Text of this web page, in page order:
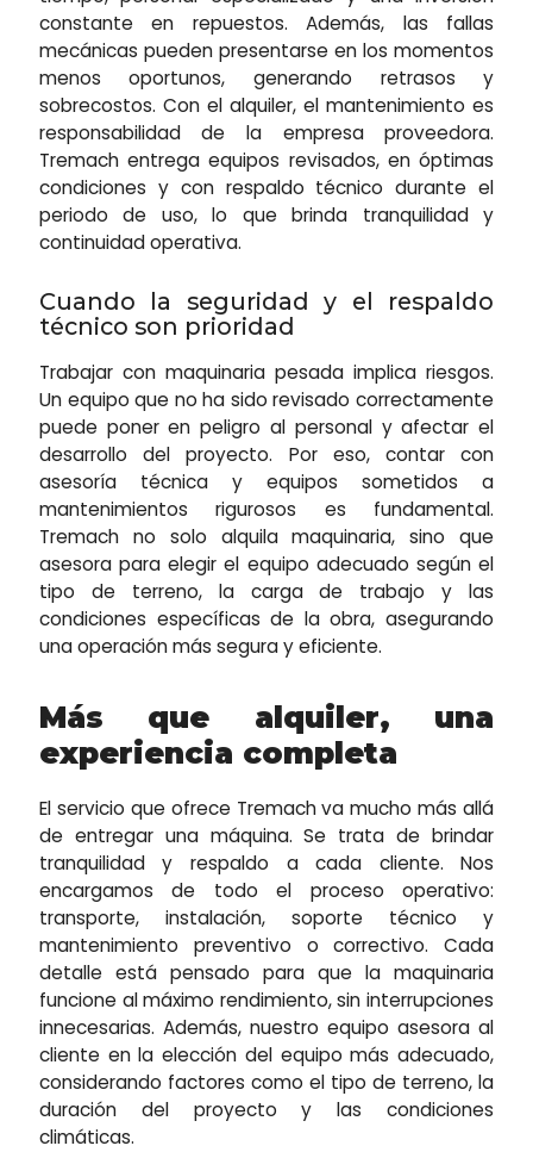
constante en repuestos. Además, las fallas
mecánicas pueden presentarse en los momentos
menos oportunos, generando retrasos y
sobrecostos. Con el alquiler, el mantenimiento es
responsabilidad de la empresa proveedora.
Tremach entrega equipos revisados, en óptimas
condiciones y con respaldo técnico durante el
periodo de uso, lo que brinda tranquilidad y
continuidad operativa.
Cuando la seguridad y el respaldo
técnico son prioridad
Trabajar con maquinaria pesada implica riesgos.
Un equipo que no ha sido revisado correctamente
puede poner en peligro al personal y afectar el
desarrollo del proyecto. Por eso, contar con
asesoría técnica y equipos sometidos a
mantenimientos rigurosos es fundamental.
Tremach no solo alquila maquinaria, sino que
asesora para elegir el equipo adecuado según el
tipo de terreno, la carga de trabajo y las
condiciones específicas de la obra, asegurando
una operación más segura y eficiente.
Más que alquiler, una
experiencia completa
El servicio que ofrece Tremach va mucho más allá
de entregar una máquina. Se trata de brindar
tranquilidad y respaldo a cada cliente. Nos
encargamos de todo el proceso operativo:
transporte, instalación, soporte técnico y
mantenimiento preventivo o correctivo. Cada
detalle está pensado para que la maquinaria
funcione al máximo rendimiento, sin interrupciones
innecesarias. Además, nuestro equipo asesora al
cliente en la elección del equipo más adecuado,
considerando factores como el tipo de terreno, la
duración del proyecto y las condiciones
climáticas.